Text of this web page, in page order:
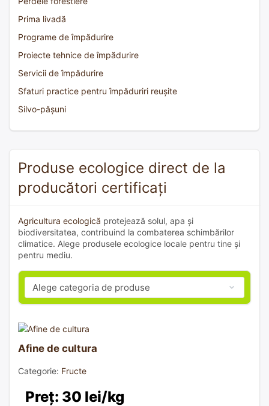
Prima livadă
Programe de împădurire
Proiecte tehnice de împădurire
Servicii de împădurire
Sfaturi practice pentru împăduriri reușite
Silvo-pășuni
Produse ecologice direct de la
producători certificați
Agricultura ecologică protejează solul, apa și
biodiversitatea, contribuind la combaterea schimbărilor
climatice. Alege produsele ecologice locale pentru tine și
pentru mediu.
Afine de cultura
Categorie: Fructe
Preț: 30 lei/kg